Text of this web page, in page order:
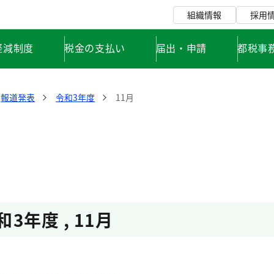
組織情報 採用
減制度 税金の支払い 届出・申請 都税事
報道発表 令和3年度 11月
3年度 , 11月